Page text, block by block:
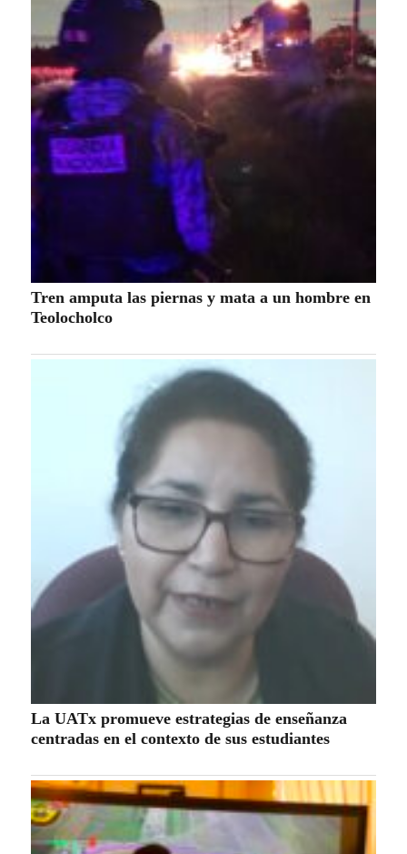
Tren amputa las piernas y mata a un hombre en
Teolocholco
La UATx promueve estrategias de enseñanza
centradas en el contexto de sus estudiantes